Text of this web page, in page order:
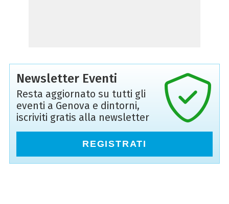
Newsletter Eventi
Resta aggiornato su tutti gli
eventi a Genova e dintorni,
iscriviti gratis alla newsletter
REGISTRATI